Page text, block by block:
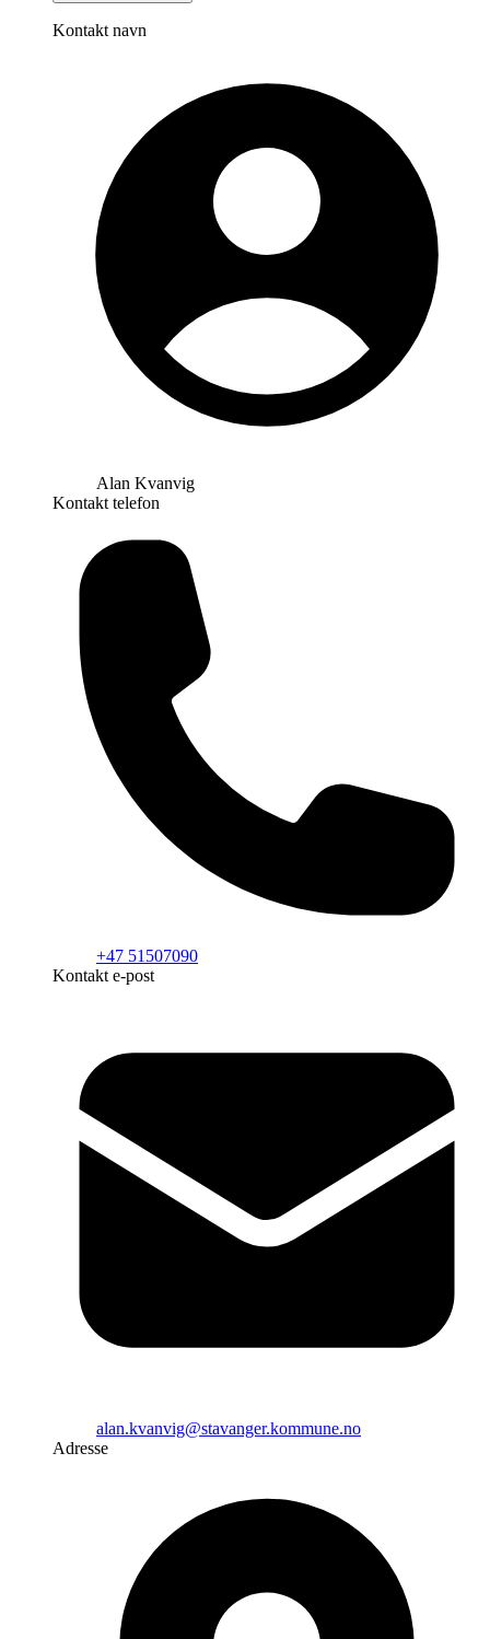
Kontakt navn
Alan Kvanvig
Kontakt telefon
+47 51507090
Kontakt e-post
alan.kvanvig@stavanger.kommune.no
Adresse